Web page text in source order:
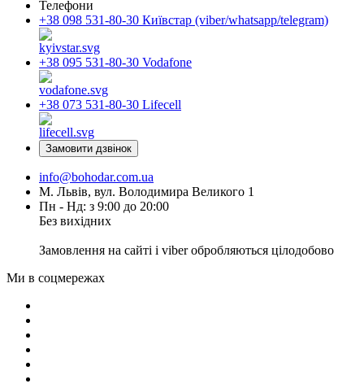
Телефони
+38 098 531-80-30 Київстар (viber/whatsapp/telegram)
+38 095 531-80-30 Vodafone
+38 073 531-80-30 Lifecell
Замовити дзвінок
info@bohodar.com.ua
М. Львів, вул. Володимира Великого 1
Пн - Нд: з 9:00 до 20:00
Без вихідних
Замовлення на сайті і viber обробляються цілодобово
Ми в соцмережах